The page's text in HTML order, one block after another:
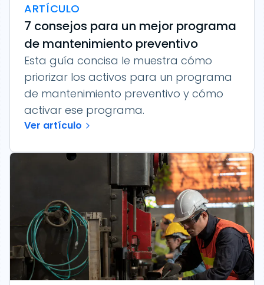
ARTÍCULO
7 consejos para un mejor programa
de mantenimiento preventivo
Esta guía concisa le muestra cómo
priorizar los activos para un programa
de mantenimiento preventivo y cómo
activar ese programa.
Ver artículo